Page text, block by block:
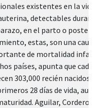
existentes en la vida
detectables
en el parto o
estas, son una causa
de mortalidad
países, apunta que cada
303,000 recién nacidos
28 días de vida,
Aguilar, Corderoy